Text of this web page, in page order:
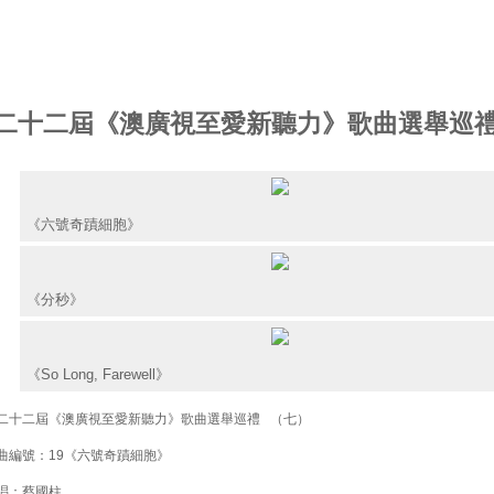
十二屆《澳廣視至愛新聽力》歌曲選舉巡
《六號奇蹟細胞》
《分秒》
《So Long, Farewell》
十二屆《澳廣視至愛新聽力》歌曲選舉巡禮 （七）
編號：19《六號奇蹟細胞》